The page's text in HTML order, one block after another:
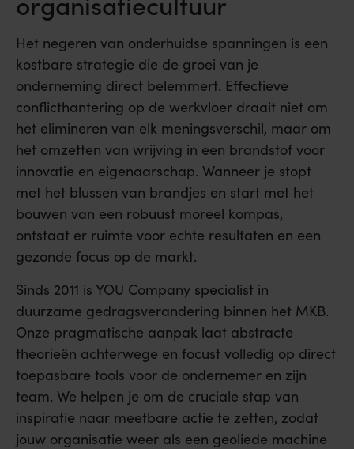
Het negeren van onderhuidse spanningen is een
kostbare strategie die de groei van je
onderneming direct belemmert. Effectieve
conflicthantering op de werkvloer draait niet om
het elimineren van elk meningsverschil, maar om
het omzetten van wrijving in een brandstof voor
innovatie en eigenaarschap. Wanneer je stopt
met het blussen van brandjes en start met het
bouwen van een robuust moreel kompas,
ontstaat er ruimte voor echte resultaten en een
gezonde focus op de markt.
Sinds 2011 is YOU Company specialist in
duurzame gedragsverandering binnen het MKB.
Onze pragmatische aanpak laat abstracte
theorieën achterwege en focust volledig op direct
toepasbare tools voor de ondernemer en zijn
team. We helpen je om de cruciale stap van
inspiratie naar meetbare actie te zetten, zodat
jouw organisatie weer als een geoliede machine